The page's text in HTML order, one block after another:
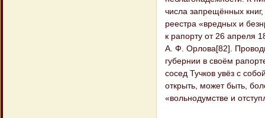
числа запрещённых книг,
реестра «вредных и
к рапорту от 26 апреля
А. Ф. Орлова[82].
губернии в своём
сосед Тучков увёз с
открыть, может быть,
«вольнодумстве и